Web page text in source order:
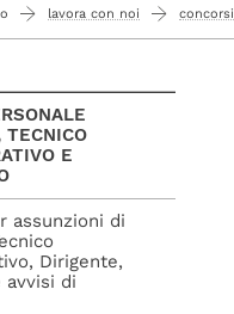
lavora con noi concorsi
TECNICO
E
assunzioni di
Dirigente,
avvisi di